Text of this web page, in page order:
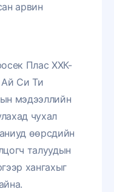
арвин
Плас ХХК-
Ай Си Ти
мэдээллийн
чухал
өөрсдийн
талуудын
хангахыг